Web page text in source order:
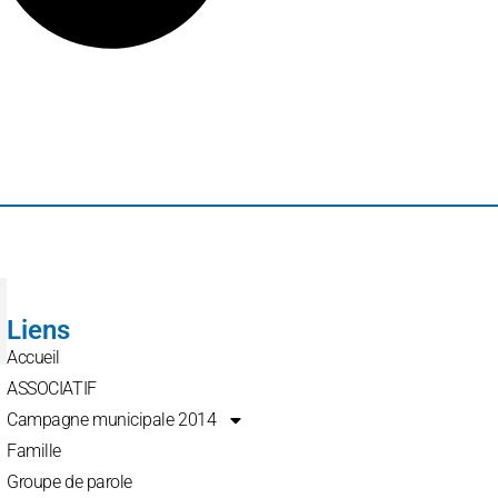
Liens
Accueil
ASSOCIATIF
Campagne municipale 2014
Famille
Groupe de parole